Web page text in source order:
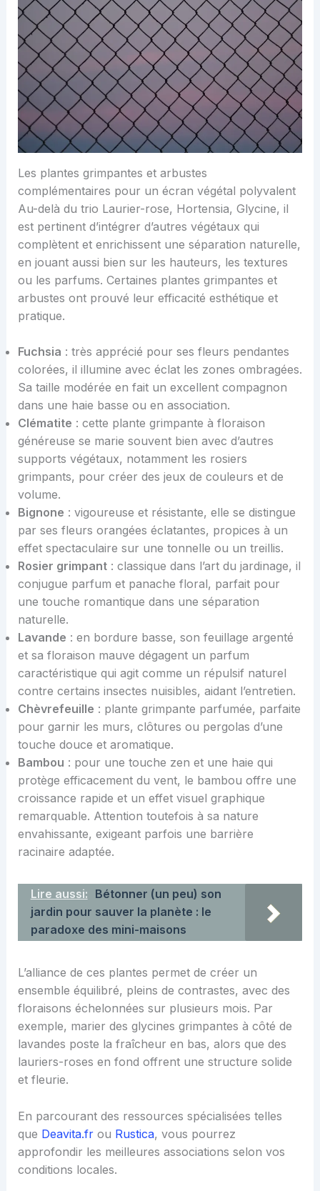
Les plantes grimpantes et arbustes
complémentaires pour un écran végétal polyvalent
Au-delà du trio Laurier-rose, Hortensia, Glycine, il
est pertinent d’intégrer d’autres végétaux qui
complètent et enrichissent une séparation naturelle,
en jouant aussi bien sur les hauteurs, les textures
ou les parfums. Certaines plantes grimpantes et
arbustes ont prouvé leur efficacité esthétique et
pratique.
Fuchsia : très apprécié pour ses fleurs pendantes
colorées, il illumine avec éclat les zones ombragées.
Sa taille modérée en fait un excellent compagnon
dans une haie basse ou en association.
Clématite : cette plante grimpante à floraison
généreuse se marie souvent bien avec d’autres
supports végétaux, notamment les rosiers
grimpants, pour créer des jeux de couleurs et de
volume.
Bignone : vigoureuse et résistante, elle se distingue
par ses fleurs orangées éclatantes, propices à un
effet spectaculaire sur une tonnelle ou un treillis.
Rosier grimpant: classique dans l’art du jardinage, il
conjugue parfum et panache floral, parfait pour
une touche romantique dans une séparation
naturelle.
Lavande : en bordure basse, son feuillage argenté
et sa floraison mauve dégagent un parfum
caractéristique qui agit comme un répulsif naturel
contre certains insectes nuisibles, aidant l’entretien.
Chèvrefeuille : plante grimpante parfumée, parfaite
pour garnir les murs, clôtures ou pergolas d’une
touche douce et aromatique.
Bambou : pour une touche zen et une haie qui
protège efficacement du vent, le bambou offre une
croissance rapide et un effet visuel graphique
remarquable. Attention toutefois à sa nature
envahissante, exigeant parfois une barrière
racinaire adaptée.
Lire aussi: Bétonner (un peu) son
jardin pour sauver la planète : le
paradoxe des mini-maisons
L’alliance de ces plantes permet de créer un
ensemble équilibré, pleins de contrastes, avec des
floraisons échelonnées sur plusieurs mois. Par
exemple, marier des glycines grimpantes à côté de
lavandes poste la fraîcheur en bas, alors que des
lauriers-roses en fond offrent une structure solide
et fleurie.
En parcourant des ressources spécialisées telles
que Deavita.frou Rustica, vous pourrez
approfondir les meilleures associations selon vos
conditions locales.